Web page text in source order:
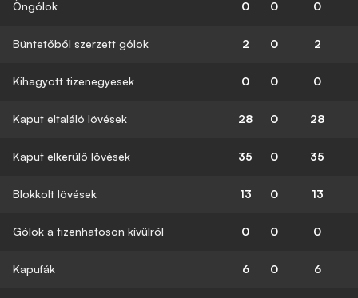
Öngólok 0 0 0
Büntetőből szerzett gólok 2 0 2
Kihagyott tizenegyesek 0 0 0
Kaput eltaláló lövések 28 0 28
Kaput elkerülő lövések 35 0 35
Blokkolt lövések 13 0 13
Gólok a tizenhatoson kívülről 0 0 0
Kapufák 6 0 6